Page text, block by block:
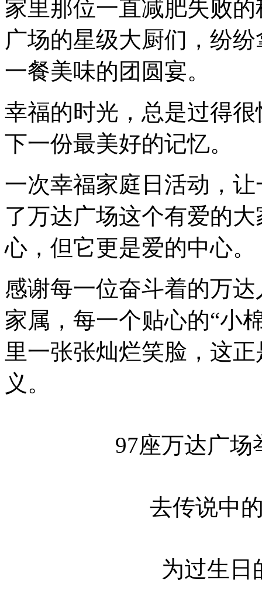
家里那位一直减肥失败
广场的星级大厨们，纷
一餐美味的团圆宴。
幸福的时光，总是过得
下一份最美好的记忆。
一次幸福家庭日活动，
了万达广场这个有爱的
心，但它更是爱的中心。
感谢每一位奋斗着的万
家属，每一个贴心的“小
里一张张灿烂笑脸，这
义。
97座万达广
去传说中
为过生日